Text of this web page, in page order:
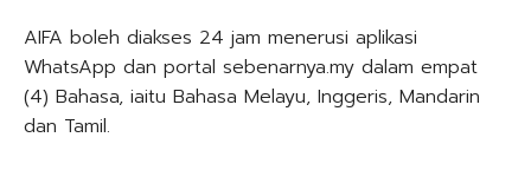
AIFA boleh diakses 24 jam menerusi aplikasi
WhatsApp dan portal sebenarnya.my dalam empat
(4) Bahasa, iaitu Bahasa Melayu, Inggeris, Mandarin
dan Tamil.